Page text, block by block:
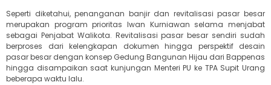
Seperti diketahui, penanganan banjir dan revitalisasi pasar besar
merupakan program prioritas Iwan Kurniawan selama menjabat
sebagai Penjabat Walikota. Revitalisasi pasar besar sendiri sudah
berproses dari kelengkapan dokumen hingga perspektif desain
pasar besar dengan konsep Gedung Bangunan Hijau dari Bappenas
hingga disampaikan saat kunjungan Menteri PU ke TPA Supit Urang
beberapa waktu lalu.